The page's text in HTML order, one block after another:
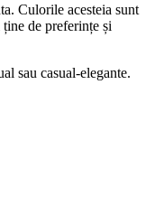
Culorile acesteia sunt
de preferințe și
sau casual-elegante.